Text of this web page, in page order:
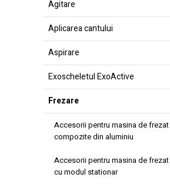
Agitare
Aplicarea cantului
Aspirare
Exoscheletul ExoActive
Frezare
Accesorii pentru masina de frezat
compozite din aluminiu
Accesorii pentru masina de
cu modul stationar